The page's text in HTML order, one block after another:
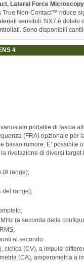
Lateral Force
True Non-Contact™ riduce
sensibili. NX7 è
Sono disponibili
4
portatile di fascia
(FRA) opzionale
basso rumore. E’
rivelazione di diversi target
(9 range);
del range);
(a seconda della
al secondo.
ciclica (CV), a impulsi
(CA), amperometria a